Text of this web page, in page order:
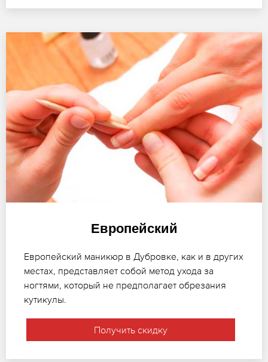
Европейский
Европейский маникюр в Дубровке, как и в других
местах, представляет собой метод ухода за
ногтями, который не предполагает обрезания
кутикулы.
Получить скидку